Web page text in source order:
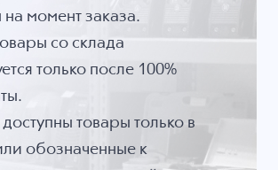
на момент заказа.
со склада
только после 100%
доступны товары только в
обозначенные к